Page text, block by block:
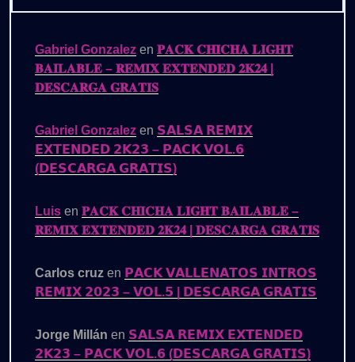
Gabriel Gonzalez en 𝐏𝐀𝐂𝐊 𝐂𝐇𝐈𝐂𝐇𝐀 𝐋𝐈𝐆𝐇𝐓
𝐁𝐀𝐈𝐋𝐀𝐁𝐋𝐄 – 𝐑𝐄𝐌𝐈𝐗 𝐄𝐗𝐓𝐄𝐍𝐃𝐄𝐃 𝟐𝐊𝟐𝟒 |
𝐃𝐄𝐒𝐂𝐀𝐑𝐆𝐀 𝐆𝐑𝐀𝐓𝐈𝐒
Gabriel Gonzalez en 𝗦𝗔𝗟𝗦𝗔 𝗥𝗘𝗠𝗜𝗫
𝗘𝗫𝗧𝗘𝗡𝗗𝗘𝗗 𝟮𝗞𝟮𝟯 – 𝗣𝗔𝗖𝗞 𝗩𝗢𝗟.𝟲
(𝗗𝗘𝗦𝗖𝗔𝗥𝗚𝗔 𝗚𝗥𝗔𝗧𝗜𝗦)
Luis en 𝐏𝐀𝐂𝐊 𝐂𝐇𝐈𝐂𝐇𝐀 𝐋𝐈𝐆𝐇𝐓 𝐁𝐀𝐈𝐋𝐀𝐁𝐋𝐄 –
𝐑𝐄𝐌𝐈𝐗 𝐄𝐗𝐓𝐄𝐍𝐃𝐄𝐃 𝟐𝐊𝟐𝟒 | 𝐃𝐄𝐒𝐂𝐀𝐑𝐆𝐀 𝐆𝐑𝐀𝐓𝐈𝐒
Carlos cruz en 𝗣𝗔𝗖𝗞 𝗩𝗔𝗟𝗟𝗘𝗡𝗔𝗧𝗢𝗦 𝗜𝗡𝗧𝗥𝗢𝗦
𝗥𝗘𝗠𝗜𝗫 𝟮𝟬𝟮𝟯 – 𝗩𝗢𝗟.𝟱 | 𝗗𝗘𝗦𝗖𝗔𝗥𝗚𝗔 𝗚𝗥𝗔𝗧𝗜𝗦
Jorge Millán en 𝗦𝗔𝗟𝗦𝗔 𝗥𝗘𝗠𝗜𝗫 𝗘𝗫𝗧𝗘𝗡𝗗𝗘𝗗
𝟮𝗞𝟮𝟯 – 𝗣𝗔𝗖𝗞 𝗩𝗢𝗟.𝟲 (𝗗𝗘𝗦𝗖𝗔𝗥𝗚𝗔 𝗚𝗥𝗔𝗧𝗜𝗦)